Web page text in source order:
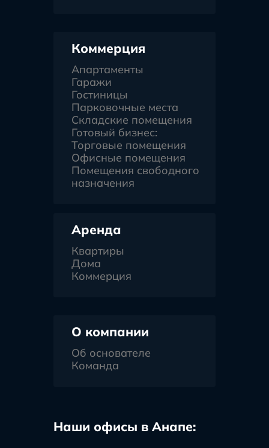
Коммерция
Апартаменты
Гаражи
Гостиницы
Парковочные места
Складские помещения
Готовый бизнес:
Торговые помещения
Офисные помещения
Помещения свободного
назначения
Аренда
Квартиры
Дома
Коммерция
О компании
Об основателе
Команда
Наши офисы в Анапе: